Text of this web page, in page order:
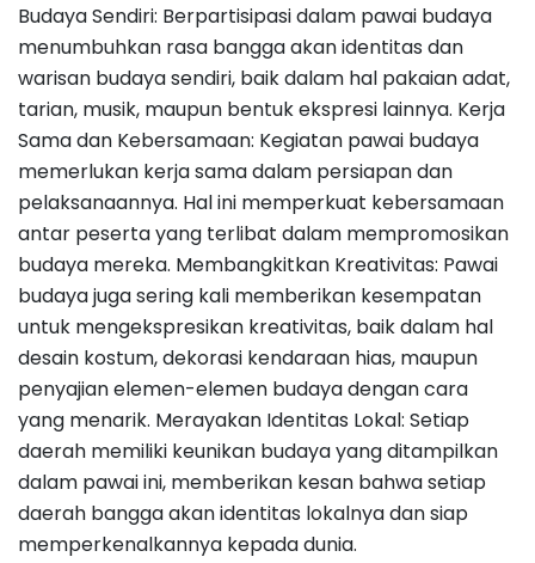
Budaya Sendiri: Berpartisipasi dalam pawai budaya
menumbuhkan rasa bangga akan identitas dan
warisan budaya sendiri, baik dalam hal pakaian adat,
tarian, musik, maupun bentuk ekspresi lainnya. Kerja
Sama dan Kebersamaan: Kegiatan pawai budaya
memerlukan kerja sama dalam persiapan dan
pelaksanaannya. Hal ini memperkuat kebersamaan
antar peserta yang terlibat dalam mempromosikan
budaya mereka. Membangkitkan Kreativitas: Pawai
budaya juga sering kali memberikan kesempatan
untuk mengekspresikan kreativitas, baik dalam hal
desain kostum, dekorasi kendaraan hias, maupun
penyajian elemen-elemen budaya dengan cara
yang menarik. Merayakan Identitas Lokal: Setiap
daerah memiliki keunikan budaya yang ditampilkan
dalam pawai ini, memberikan kesan bahwa setiap
daerah bangga akan identitas lokalnya dan siap
memperkenalkannya kepada dunia.